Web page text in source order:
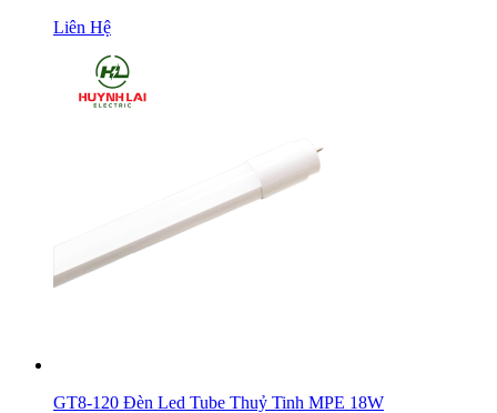
Liên Hệ
GT8-120 Đèn Led Tube Thuỷ Tinh MPE 18W